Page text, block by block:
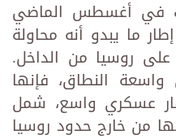
في أغسطس الماضي
ما يبدو أنه محاولة
روسيا من الداخل.
النطاق، فإنها
عسكري واسع، شمل
من خارج حدود روسيا